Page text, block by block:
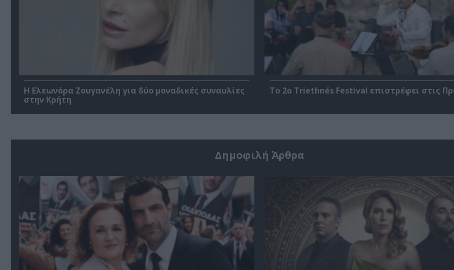
Η Ελεωνόρα Ζουγανέλη για δύο μοναδικές συναυλίες
στην Κρήτη
Το 2ο Triethnés Festival επιστρέφει στις
Δημοφιλή Άρθρα